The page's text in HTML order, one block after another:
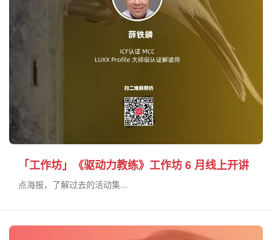
「工作坊」《驱动力教练》工作坊 6 月线上开讲
点海报，了解过去的活动集...